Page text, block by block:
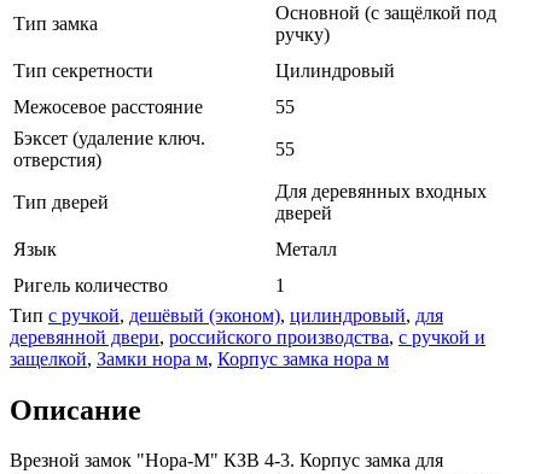
Тип замка
Основной (с защёлкой под
ручку)
Тип секретности
Цилиндровый
Межосевое расстояние
55
Бэксет (удаление ключ.
отверстия)
55
Тип дверей
Для деревянных входных
дверей
Язык
Металл
Ригель количество
1
Тип с ручкой, дешёвый (эконом), цилиндровый, для
деревянной двери, российского производства, с ручкой и
защелкой, Замки нора м, Корпус замка нора м
Описание
Врезной замок "Нора-М" КЗВ 4-3. Корпус замка для